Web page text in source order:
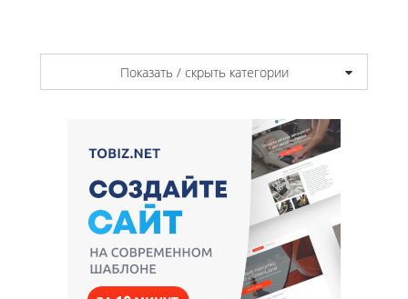
Показать / скрыть категории